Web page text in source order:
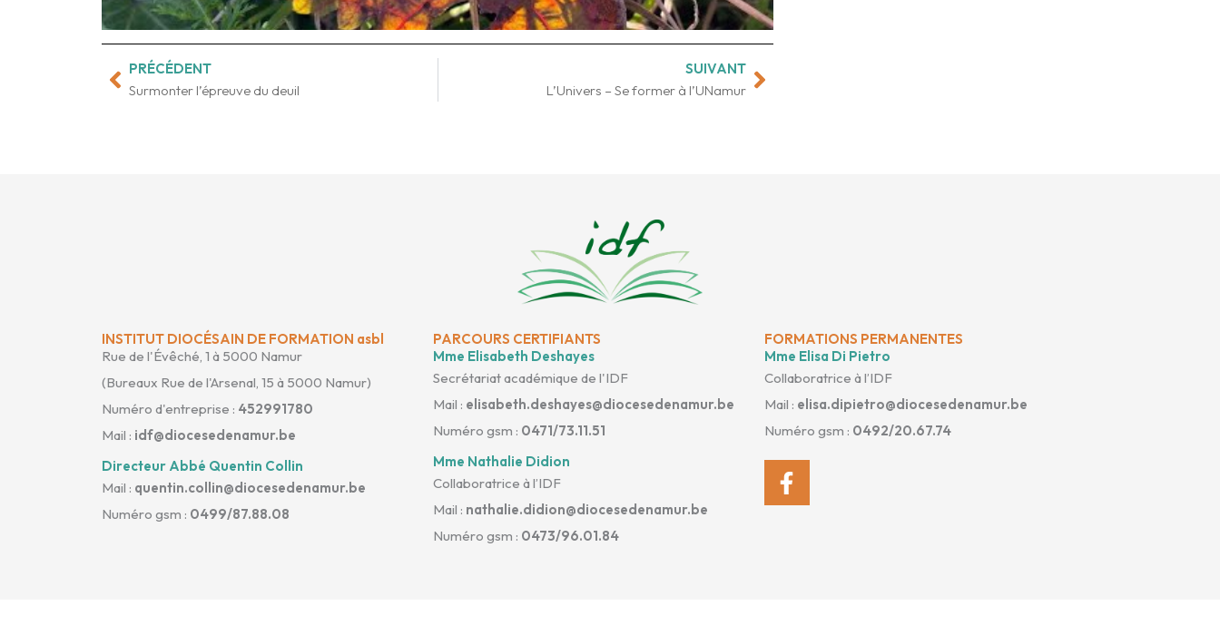
Précédent
PRÉCÉDENT
Surmonter l’épreuve du deuil
SUIVANT
L’Univers – Se former à l’UNamur Suivant
INSTITUT DIOCÉSAIN DE FORMATION asbl
Rue de l'Évêché, 1 à 5000 Namur
(Bureaux Rue de l'Arsenal, 15 à 5000 Namur)
Numéro d'entreprise : 452991780
Mail : idf@diocesedenamur.be
Directeur Abbé Quentin Collin
Mail : quentin.collin@diocesedenamur.be
Numéro gsm : 0499/87.88.08
PARCOURS CERTIFIANTS
Mme Elisabeth Deshayes
Secrétariat académique de l'IDF
Mail : elisabeth.deshayes@diocesedenamur.be
Numéro gsm : 0471/73.11.51
Mme Nathalie Didion
Collaboratrice à l’IDF
Mail : nathalie.didion@diocesedenamur.be
Numéro gsm : 0473/96.01.84
FORMATIONS PERMANENTES
Mme Elisa Di Pietro
Collaboratrice à l’IDF
Mail : elisa.dipietro@diocesedenamur.be
Numéro gsm : 0492/20.67.74
Facebook-
f